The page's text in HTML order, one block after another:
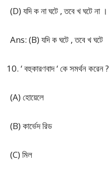
(D) যদি ক না ঘটে , তবে খ ঘটে না ।
Ans: (B) যদি ক ঘটে , তবে খ ঘটে
‘ বহুকারণবাদ ‘ কে সমর্থন করেন ?
(A) হোয়েলে
(B) কার্ভেদ রিড
(C) মিল